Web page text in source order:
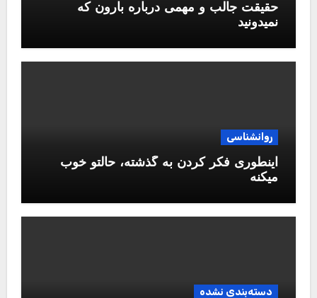
حقیقت جالب و مهمی درباره بارون که
نمیدونید
روانشناسی
اینطوری فکر کردن به گذشته، حالتو خوب
میکنه
دسته‌بندی نشده